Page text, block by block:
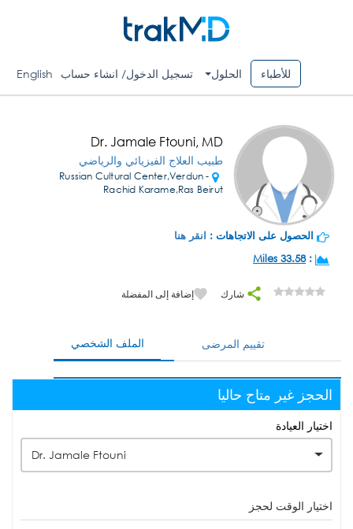
للأطباء الحلول تسجيل الدخول/ انشاء حساب English
Dr. Jamale Ftouni, MD
طبيب العلاج الفيزيائي والرياضي
Russian Cultural Center,Verdun -
Rachid Karame,Ras Beirut
الحصول على الاتجاهات : انقر هنا
:
33.58 Miles
شارك إضافة إلى المفضلة
الملف الشخصي تقييم المرضى
الحجز غير متاح حاليا
اختيار العيادة
Dr. Jamale Ftouni
اختيار الوقت لحجز